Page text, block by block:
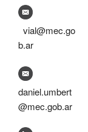
vial@mec.go
b.ar
daniel.umbert
@mec.gob.ar